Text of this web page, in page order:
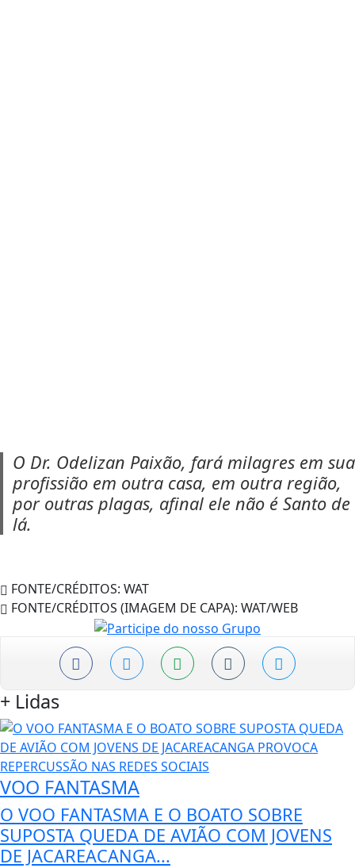
O Dr. Odelizan Paixão, fará milagres em sua
profissião em outra casa, em outra região,
por outras plagas, afinal ele não é Santo de
lá.
FONTE/CRÉDITOS: WAT
FONTE/CRÉDITOS (IMAGEM DE CAPA): WAT/WEB
+ Lidas
VOO FANTASMA
O VOO FANTASMA E O BOATO SOBRE
SUPOSTA QUEDA DE AVIÃO COM JOVENS
DE JACAREACANGA...